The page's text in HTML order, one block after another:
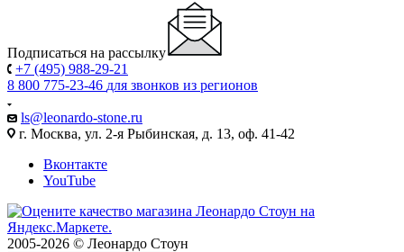
Подписаться на рассылку
+7 (495) 988-29-21
8 800 775-23-46 для звонков из регионов
ls@leonardo-stone.ru
г. Москва, ул. 2-я Рыбинская, д. 13, оф. 41-42
Вконтакте
YouTube
2005-2026 © Леонардо Стоун